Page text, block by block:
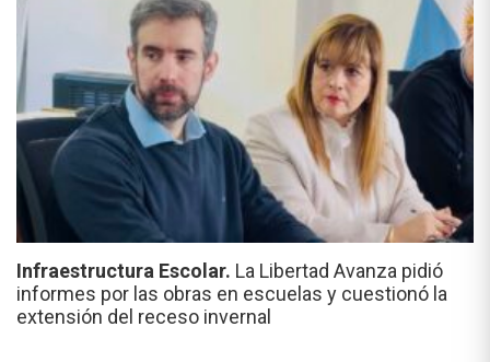
Infraestructura Escolar. La Libertad Avanza pidió
informes por las obras en escuelas y cuestionó la
extensión del receso invernal